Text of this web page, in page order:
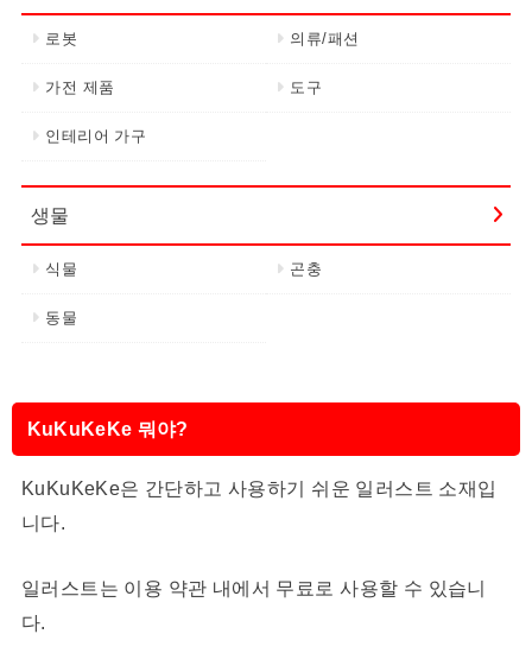
로봇 의류/패션
가전 제품 도구
인테리어 가구
생물
식물 곤충
동물
KuKuKeKe 뭐야?
KuKuKeKe은 간단하고 사용하기 쉬운 일러스트 소재입
니다.
일러스트는 이용 약관 내에서 무료로 사용할 수 있습니
다.